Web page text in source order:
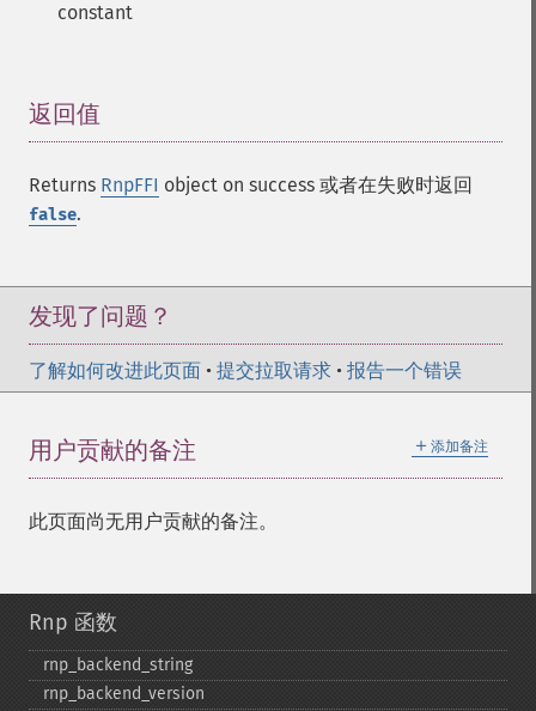
constant
返回值
Returns RnpFFI object on success 或者在失败时返回
false.
发现了问题？
了解如何改进此页面 • 提交拉取请求 • 报告一个错误
＋ 添加备注
用户贡献的备注
此页面尚无用户贡献的备注。
Rnp 函数
rnp_​backend_​string
rnp_​backend_​version